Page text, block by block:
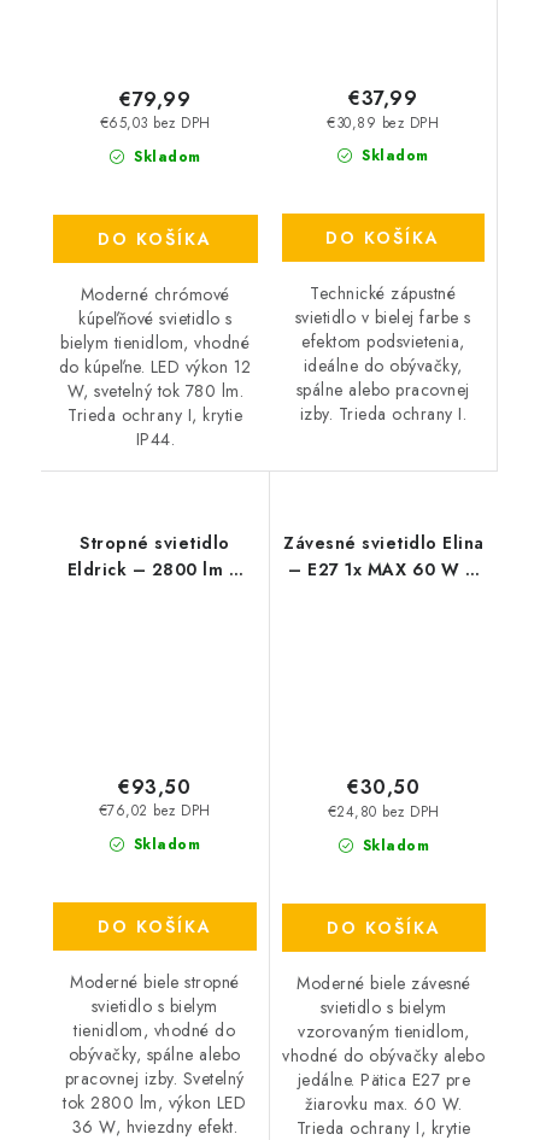
Skladom
€65,03 bez DPH
€79,99
DO KOŠÍKA
Moderné chrómové
kúpeľňové svietidlo s
bielym tienidlom, vhodné
do kúpeľne. LED výkon 12
W, svetelný tok 780 lm.
Trieda ochrany I, krytie
IP44.
Skladom
€30,89 bez DPH
€37,99
DO KOŠÍKA
Technické zápustné
svietidlo v bielej farbe s
efektom podsvietenia,
ideálne do obývačky,
spálne alebo pracovnej
izby. Trieda ochrany I.
Stropné svietidlo
Eldrick – 2800 lm –
Skladom
€76,02 bez DPH
€93,50
DO KOŠÍKA
Moderné biele stropné
svietidlo s bielym
tienidlom, vhodné do
obývačky, spálne alebo
pracovnej izby. Svetelný
tok 2800 lm, výkon LED
36 W, hviezdny efekt.
Závesné svietidlo Elina
– E27 1x MAX 60 W –
Skladom
€24,80 bez DPH
€30,50
DO KOŠÍKA
Moderné biele závesné
svietidlo s bielym
vzorovaným tienidlom,
vhodné do obývačky alebo
jedálne. Pätica E27 pre
žiarovku max. 60 W.
Trieda ochrany I, krytie